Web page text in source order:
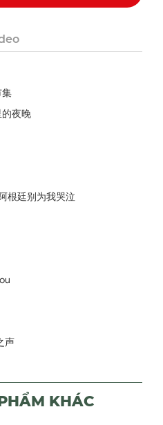
集
的夜晚
根廷别为我哭泣
声
KHÁC